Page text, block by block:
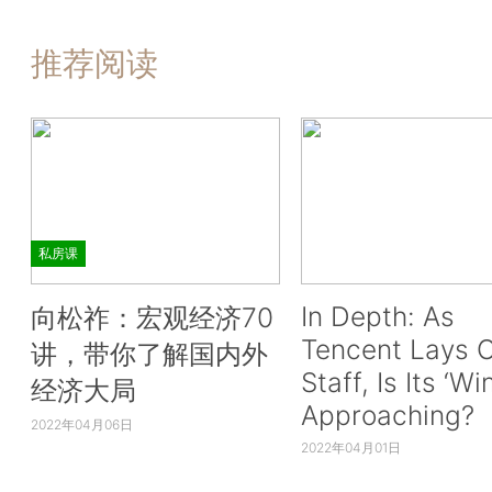
推荐阅读
私房课
向松祚：宏观经济70
讲，带你了解国内外
经济大局
2022年04月06日
In Depth: As
Tencent Lays
Staff, Is Its
Approaching?
2022年04月01日